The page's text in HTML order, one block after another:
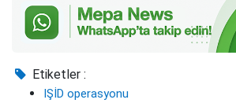
Etiketler :
IŞİD operasyonu